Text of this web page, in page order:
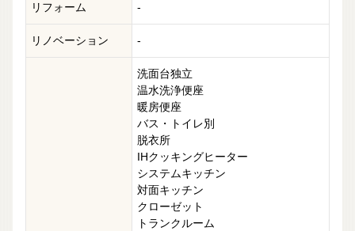
リフォーム -
リノベーション -
洗面台独立
温水洗浄便座
暖房便座
バス・トイレ別
脱衣所
IHクッキングヒーター
システムキッチン
対面キッチン
クローゼット
トランクルーム